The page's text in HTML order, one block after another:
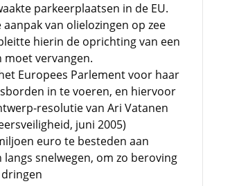
parkeerplaatsen in de EU.
van olielozingen op zee
hierin de oprichting van een
moet vervangen.
Europees Parlement voor haar
in te voeren, en hiervoor
resolutie van Ari Vatanen
juni 2005)
euro te besteden aan
snelwegen, om zo beroving